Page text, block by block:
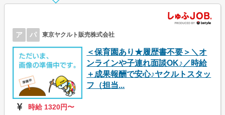
ア パ 東京ヤクルト販売株式会社
＜保育園あり★履歴書不要＞＼オ
ンラインや子連れ面談OK♪／時給
＋成果報酬で安心♪ヤクルトスタッ
フ（担当...
時給 1320円〜